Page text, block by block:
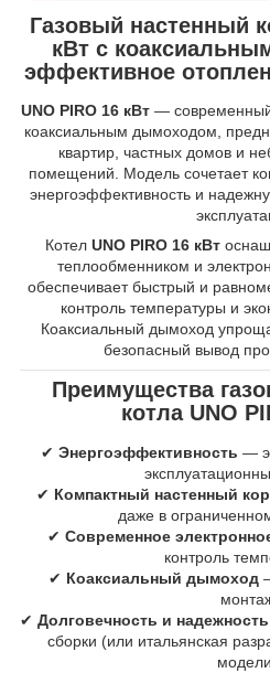
Газовый настенный
кВт с
эффективное
UNO PIRO 16 кВт— современный
коаксиальным дымоходом,
квартир, частных домов и
помещений. Модель сочетает
энергоэффективность и
Котел UNO PIRO 16 кВт
теплообменником и
обеспечивает быстрый и
контроль температуры и
Коаксиальный дымоход
безопасный вывод
Преимущества
котла UNO
✔ Энергоэффективность —
✔ Компактный настенный
даже в
✔ Современное
контроль
✔ Коаксиальный дымоход
✔ Долговечность и надежность
сборки (или итальянская